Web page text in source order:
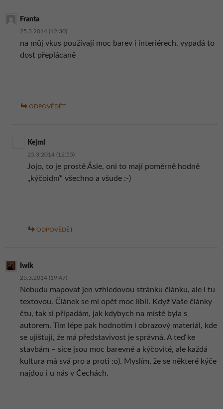
Franta
25.3.2014 (12:30)
na můj vkus používají moc barev i interiérech, vypadá to
dost přeplácaně
ODPOVĚDĚT
Kejml
25.3.2014 (12:55)
Jojo, to je prostě Ásie, oni to mají poměrně hodně
„kýčoidní“ všechno a všude :-)
ODPOVĚDĚT
Iwik
25.3.2014 (19:47)
Nebudu mapovat jen vzhledovou stránku článku, ale i tu
textovou. Článek se mi opět moc líbil. Když Vaše články
čtu, tak si připadám, jak kdybych na místě byla s
autorem. Tím lépe pak hodnotím i obrazový materiál, kde
se ujišťuji, že má představivost je správná. A teď ke
stavbám – sice jsou moc barevné a kýčovité, ale každá
kultura má svá pro a proti :o). Myslím, že se některé kýče
najdou i u nás v Čechách.